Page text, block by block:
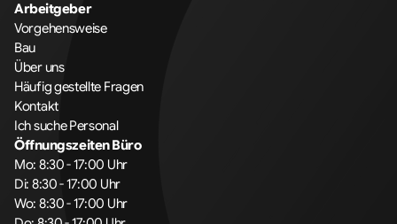
Arbeitgeber
Vorgehensweise
Bau
Über uns
Häufig gestellte Fragen
Kontakt
Ich suche Personal
Öffnungszeiten Büro
Mo: 8:30 - 17:00 Uhr
Di: 8:30 - 17:00 Uhr
Wo: 8:30 - 17:00 Uhr